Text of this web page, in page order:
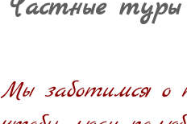
Частные туры
Мы заботимся о